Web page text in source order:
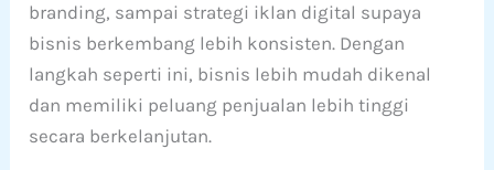
branding, sampai strategi iklan digital supaya
bisnis berkembang lebih konsisten. Dengan
langkah seperti ini, bisnis lebih mudah dikenal
dan memiliki peluang penjualan lebih tinggi
secara berkelanjutan.